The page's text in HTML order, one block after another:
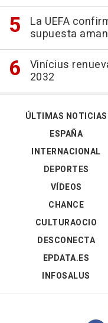
La UEFA
supuesta
Vinícius
2032
ÚLTIMAS NOTICIAS
ESPAÑA
INTERNACIONAL
DEPORTES
VÍDEOS
CHANCE
CULTURAOCIO
DESCONECTA
EPDATA.ES
INFOSALUS